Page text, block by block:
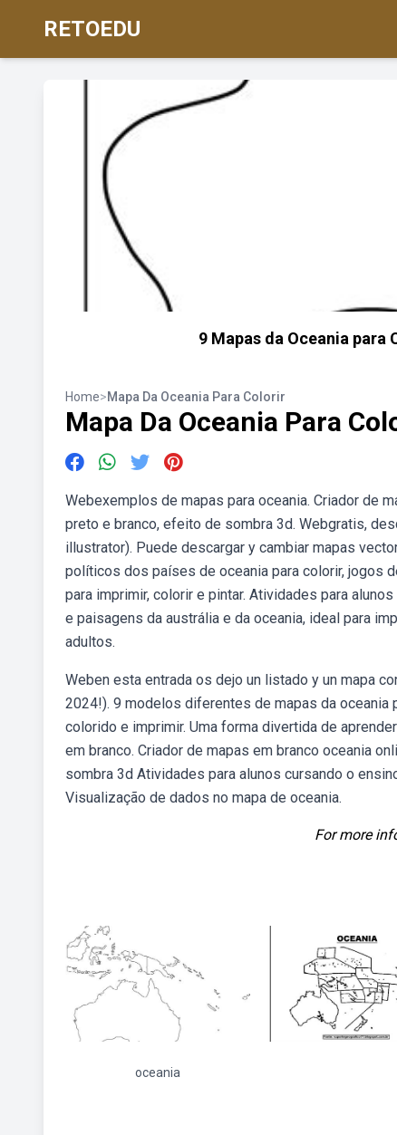
RETOEDU
9 Mapas da Oceania
Home>Mapa Da Oceania Para Colorir
Mapa Da Oceania Para
Webexemplos de mapas para oceania. Criador de
preto e branco, efeito de sombra 3d. Webgratis,
illustrator). Puede descargar y cambiar mapas
políticos dos países de oceania para colorir, jogos
para imprimir, colorir e pintar. Atividades para
e paisagens da austrália e da oceania, ideal para
adultos.
Weben esta entrada os dejo un listado y un mapa
2024!). 9 modelos diferentes de mapas da oceania
colorido e imprimir. Uma forma divertida de
em branco. Criador de mapas em branco oceania
sombra 3d Atividades para alunos cursando o
Visualização de dados no mapa de oceania.
For more
oceania